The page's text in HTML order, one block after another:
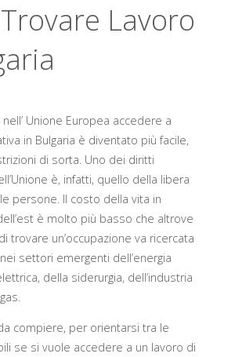
Lavoro
Unione Europea accedere a
in Bulgaria è diventato più facile,
di sorta. Uno dei diritti
è, infatti, quello della libera
persone. Il costo della vita in
è molto più basso che altrove
trovare un’occupazione va ricercata
settori emergenti dell’energia
della siderurgia, dell’industria
compiere, per orientarsi tra le
se si vuole accedere a un lavoro di